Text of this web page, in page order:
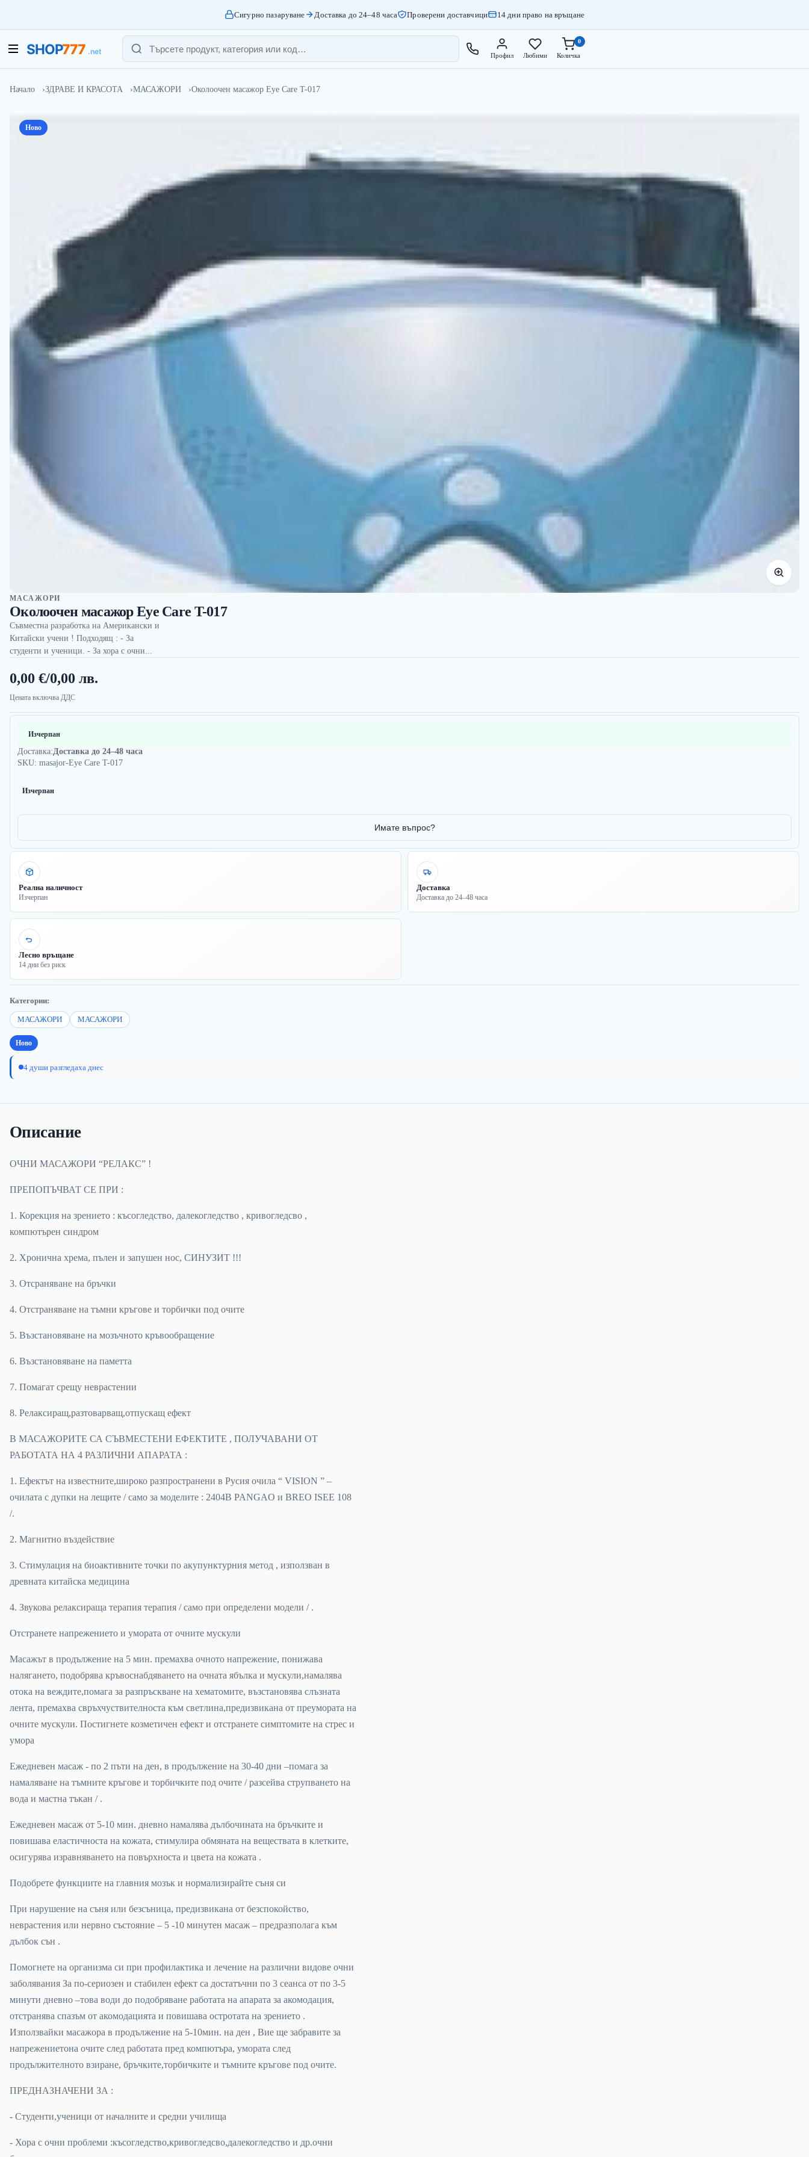
Сигурно пазаруване Доставка до 24–48 часа Проверени доставчици 14 дни право на връщане
Профил Любими Количка
0
Начало ЗДРАВЕ И КРАСОТА МАСАЖОРИ Околоочен масажор Eye Care T-017
Ново
МАСАЖОРИ
Околоочен масажор Eye Care T-017
Съвместна разработка на Американски и
Китайски учени ! Подходящ : - За
студенти и ученици. - За хора с очни...
0,00 €/0,00 лв.
Цената включва ДДС
Изчерпан
Доставка:Доставка до 24–48 часа
SKU: masajor-Eye Care T-017
Изчерпан
Имате въпрос?
Реална наличност
Изчерпан
Доставка
Доставка до 24–48 часа
Лесно връщане
14 дни без риск
Категории:
МАСАЖОРИ МАСАЖОРИ
Ново
4 души разгледаха днес
Описание
ОЧНИ МАСАЖОРИ “РЕЛАКС” !
ПРЕПОПЪЧВАТ СЕ ПРИ :
1. Корекция на зрението : късогледство, далекогледство , кривогледсво ,
компютърен синдром
2. Хронична хрема, пълен и запушен нос, СИНУЗИТ !!!
3. Отсраняване на бръчки
4. Отстраняване на тъмни кръгове и торбички под очите
5. Възстановяване на мозъчното кръвообращение
6. Възстановяване на паметта
7. Помагат срещу неврастении
8. Релаксиращ,разтоварващ,отпускащ ефект
В МАСАЖОРИТЕ СА СЪВМЕСТЕНИ ЕФЕКТИТЕ , ПОЛУЧАВАНИ ОТ
РАБОТАТА НА 4 РАЗЛИЧНИ АПАРАТА :
1. Ефектът на известните,широко разпространени в Русия очила “ VISION ” –
очилата с дупки на лещите / само за моделите : 2404В PANGAO и BREO ISEE 108
/.
2. Магнитно въздействие
3. Стимулация на биоактивните точки по акупунктурния метод , използван в
древната китайска медицина
4. Звукова релаксираща терапия терапия / само при определени модели / .
Отстранете напрежението и умората от очните мускули
Масажът в продължение на 5 мин. премахва очното напрежение, понижава
налягането, подобрява кръвоснабдяването на очната ябълка и мускули,намалява
отока на веждите,помага за разпръскване на хематомите, възстановява слъзната
лента, премахва свръхчуствителноста към светлина,предизвикана от преумората на
очните мускули. Постигнете козметичен ефект и отстранете симптомите на стрес и
умора
Ежедневен масаж - по 2 пъти на ден, в продължение на 30-40 дни –помага за
намаляване на тъмните кръгове и торбичките под очите / разсейва струпването на
вода и мастна тъкан / .
Ежедневен масаж от 5-10 мин. дневно намалява дълбочината на бръчките и
повишава еластичноста на кожата, стимулира обмяната на веществата в клетките,
осигурява изравняването на повърхноста и цвета на кожата .
Подобрете функциите на главния мозък и нормализирайте съня си
При нарушение на съня или безсъница, предизвикана от безспокойство,
неврастения или нервно състояние – 5 -10 минутен масаж – предразполага към
дълбок сън .
Помогнете на организма си при профилактика и лечение на различни видове очни
заболявания За по-сериозен и стабилен ефект са достатъчни по 3 сеанса от по 3-5
минути дневно –това води до подобряване работата на апарата за акомодация,
отстранява спазъм от акомодацията и повишава остротата на зрението .
Използвайки масажора в продължение на 5-10мин. на ден , Вие ще забравите за
напрежениетона очите след работата пред компютъра, умората след
продължителното взиране, бръчките,торбичките и тъмните кръгове под очите.
ПРЕДНАЗНАЧЕНИ ЗА :
- Студенти,ученици от началните и средни училища
- Хора с очни проблеми :късогледство,кривогледсво,далекогледство и др.очни